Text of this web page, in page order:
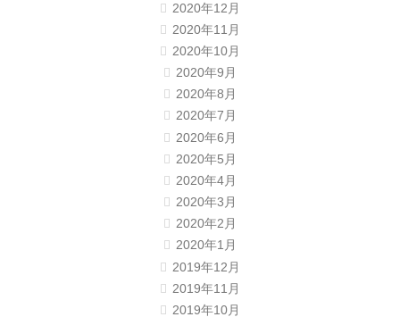
2020年12月
2020年11月
2020年10月
2020年9月
2020年8月
2020年7月
2020年6月
2020年5月
2020年4月
2020年3月
2020年2月
2020年1月
2019年12月
2019年11月
2019年10月